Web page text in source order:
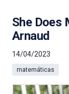
She Does
Arnaud
14/04/2023
matemáticas